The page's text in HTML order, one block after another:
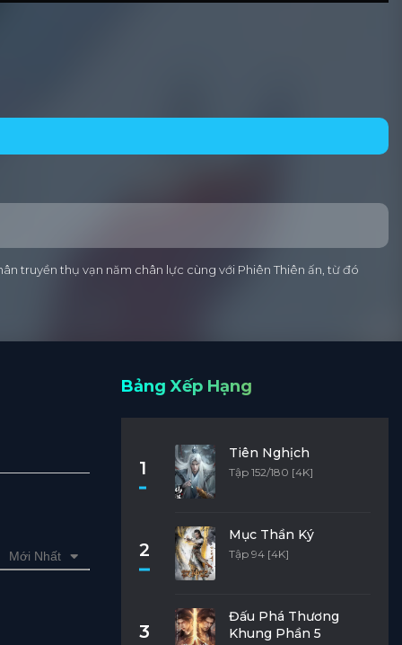
truyền thụ vạn năm chân lực cùng với Phiên Thiên ấn, từ đó
Mới Nhất
Bảng Xếp Hạng
1
Tiên Nghịch
Tập 152/180 [4K]
2
Mục Thần Ký
Tập 94 [4K]
3
Đấu Phá Thương
Khung Phần 5